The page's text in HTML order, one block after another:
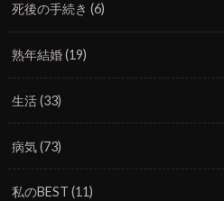
死後の手続き(6)
熟年結婚(19)
生活(33)
病気(73)
私のBEST(11)